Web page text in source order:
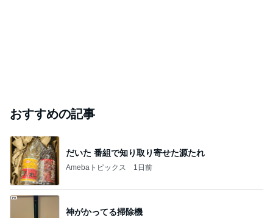
おすすめの記事
だいた 番組で知り取り寄せた源たれ
Amebaトピックス 1日前
神がかってる掃除機